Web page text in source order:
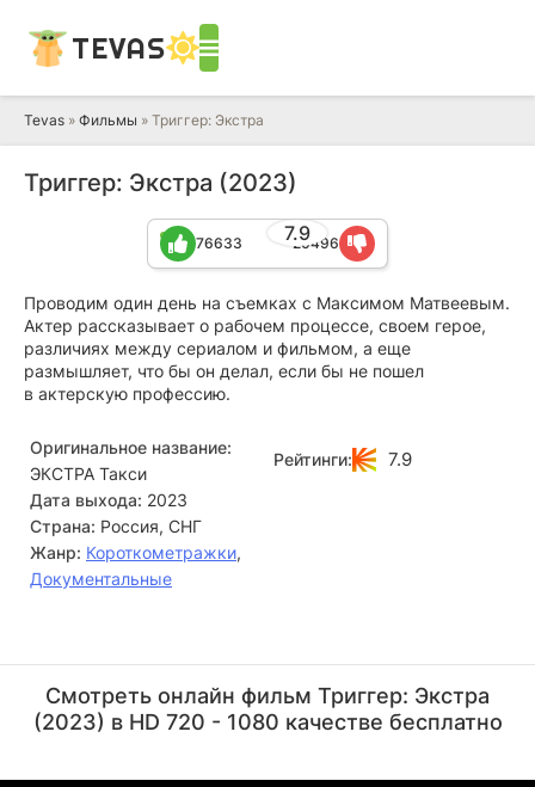
TEVAS
Tevas » Фильмы » Триггер: Экстра
Триггер: Экстра (2023)
7.9
76633 20496
Проводим один день на съемках с Максимом Матвеевым.
Актер рассказывает о рабочем процессе, своем герое,
различиях между сериалом и фильмом, а еще
размышляет, что бы он делал, если бы не пошел
в актерскую профессию.
Оригинальное название:
ЭКСТРА Такси
Дата выхода: 2023
Страна: Россия, СНГ
Жанр: Короткометражки,
Документальные
Рейтинги: 7.9
(играет самого с...)
Смотреть онлайн фильм Триггер: Экстра
(2023) в HD 720 - 1080 качестве бесплатно